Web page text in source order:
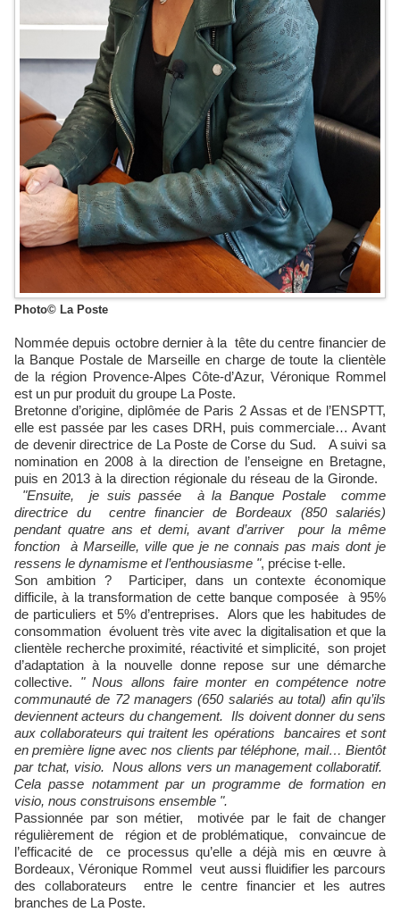
Photo© La Poste
Nommée depuis octobre dernier à la tête du centre financier de
la Banque Postale de Marseille en charge de toute la clientèle
de la région Provence-Alpes Côte-d’Azur, Véronique Rommel
est un pur produit du groupe La Poste.
Bretonne d’origine, diplômée de Paris 2 Assas et de l’ENSPTT,
elle est passée par les cases DRH, puis commerciale… Avant
de devenir directrice de La Poste de Corse du Sud. A suivi sa
nomination en 2008 à la direction de l’enseigne en Bretagne,
puis en 2013 à la direction régionale du réseau de la Gironde.
"Ensuite, je suis passée à la Banque Postale comme
directrice du centre financier de Bordeaux (850 salariés)
pendant quatre ans et demi, avant d’arriver pour la même
fonction à Marseille, ville que je ne connais pas mais dont je
ressens le dynamisme et l’enthousiasme ", précise t-elle.
Son ambition ? Participer, dans un contexte économique
difficile, à la transformation de cette banque composée à 95%
de particuliers et 5% d’entreprises. Alors que les habitudes de
consommation évoluent très vite avec la digitalisation et que la
clientèle recherche proximité, réactivité et simplicité, son projet
d’adaptation à la nouvelle donne repose sur une démarche
collective. " Nous allons faire monter en compétence notre
communauté de 72 managers (650 salariés au total) afin qu’ils
deviennent acteurs du changement. Ils doivent donner du sens
aux collaborateurs qui traitent les opérations bancaires et sont
en première ligne avec nos clients par téléphone, mail… Bientôt
par tchat, visio. Nous allons vers un management collaboratif.
Cela passe notamment par un programme de formation en
visio, nous construisons ensemble ".
Passionnée par son métier, motivée par le fait de changer
régulièrement de région et de problématique, convaincue de
l’efficacité de ce processus qu’elle a déjà mis en œuvre à
Bordeaux, Véronique Rommel veut aussi fluidifier les parcours
des collaborateurs entre le centre financier et les autres
branches de La Poste.